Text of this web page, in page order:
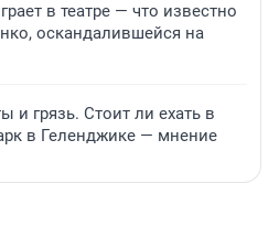
в театре — что известно
оскандалившейся на
и грязь. Стоит ли ехать в
в Геленджике — мнение